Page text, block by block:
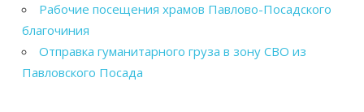
Рабочие посещения храмов Павлово-Посадского
благочиния
Отправка гуманитарного груза в зону СВО из
Павловского Посада